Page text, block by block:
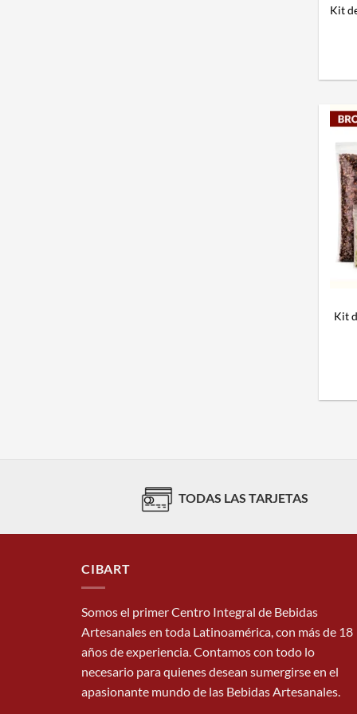
Kit
Kit
TODAS LAS TARJETAS
CIBART
Somos el primer Centro Integral de Bebidas
Artesanales en toda Latinoamérica, con más de 18
años de experiencia. Contamos con todo lo
necesario para quienes desean sumergirse en el
apasionante mundo de las Bebidas Artesanales.